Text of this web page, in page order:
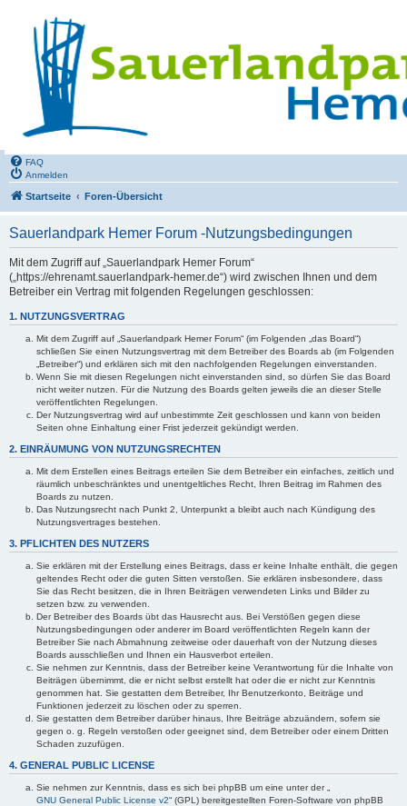
FAQ
Anmelden
Startseite Foren-Übersicht
Sauerlandpark Hemer Forum -Nutzungsbedingungen
Mit dem Zugriff auf „Sauerlandpark Hemer Forum“
(„https://ehrenamt.sauerlandpark-hemer.de“) wird zwischen Ihnen und dem
Betreiber ein Vertrag mit folgenden Regelungen geschlossen:
1. NUTZUNGSVERTRAG
Mit dem Zugriff auf „Sauerlandpark Hemer Forum“ (im Folgenden „das Board“)
schließen Sie einen Nutzungsvertrag mit dem Betreiber des Boards ab (im Folgenden
„Betreiber“) und erklären sich mit den nachfolgenden Regelungen einverstanden.
Wenn Sie mit diesen Regelungen nicht einverstanden sind, so dürfen Sie das Board
nicht weiter nutzen. Für die Nutzung des Boards gelten jeweils die an dieser Stelle
veröffentlichten Regelungen.
Der Nutzungsvertrag wird auf unbestimmte Zeit geschlossen und kann von beiden
Seiten ohne Einhaltung einer Frist jederzeit gekündigt werden.
2. EINRÄUMUNG VON NUTZUNGSRECHTEN
Mit dem Erstellen eines Beitrags erteilen Sie dem Betreiber ein einfaches, zeitlich und
räumlich unbeschränktes und unentgeltliches Recht, Ihren Beitrag im Rahmen des
Boards zu nutzen.
Das Nutzungsrecht nach Punkt 2, Unterpunkt a bleibt auch nach Kündigung des
Nutzungsvertrages bestehen.
3. PFLICHTEN DES NUTZERS
Sie erklären mit der Erstellung eines Beitrags, dass er keine Inhalte enthält, die gegen
geltendes Recht oder die guten Sitten verstoßen. Sie erklären insbesondere, dass
Sie das Recht besitzen, die in Ihren Beiträgen verwendeten Links und Bilder zu
setzen bzw. zu verwenden.
Der Betreiber des Boards übt das Hausrecht aus. Bei Verstößen gegen diese
Nutzungsbedingungen oder anderer im Board veröffentlichten Regeln kann der
Betreiber Sie nach Abmahnung zeitweise oder dauerhaft von der Nutzung dieses
Boards ausschließen und Ihnen ein Hausverbot erteilen.
Sie nehmen zur Kenntnis, dass der Betreiber keine Verantwortung für die Inhalte von
Beiträgen übernimmt, die er nicht selbst erstellt hat oder die er nicht zur Kenntnis
genommen hat. Sie gestatten dem Betreiber, Ihr Benutzerkonto, Beiträge und
Funktionen jederzeit zu löschen oder zu sperren.
Sie gestatten dem Betreiber darüber hinaus, Ihre Beiträge abzuändern, sofern sie
gegen o. g. Regeln verstoßen oder geeignet sind, dem Betreiber oder einem Dritten
Schaden zuzufügen.
4. GENERAL PUBLIC LICENSE
Sie nehmen zur Kenntnis, dass es sich bei phpBB um eine unter der „
GNU General Public License v2“ (GPL) bereitgestellten Foren-Software von phpBB